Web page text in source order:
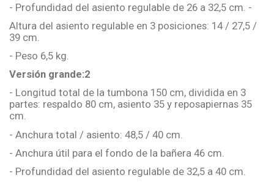
- Profundidad del asiento regulable de 26 a 32,5 cm. -
Altura del asiento regulable en 3 posiciones: 14 / 27,5 /
39 cm.
- Peso 6,5 kg.
Versión grande:2
- Longitud total de la tumbona 150 cm, dividida en 3
partes: respaldo 80 cm, asiento 35 y reposapiernas 35
cm.
- Anchura total / asiento: 48,5 / 40 cm.
- Anchura útil para el fondo de la bañera 46 cm.
- Profundidad del asiento regulable de 32,5 a 40 cm.